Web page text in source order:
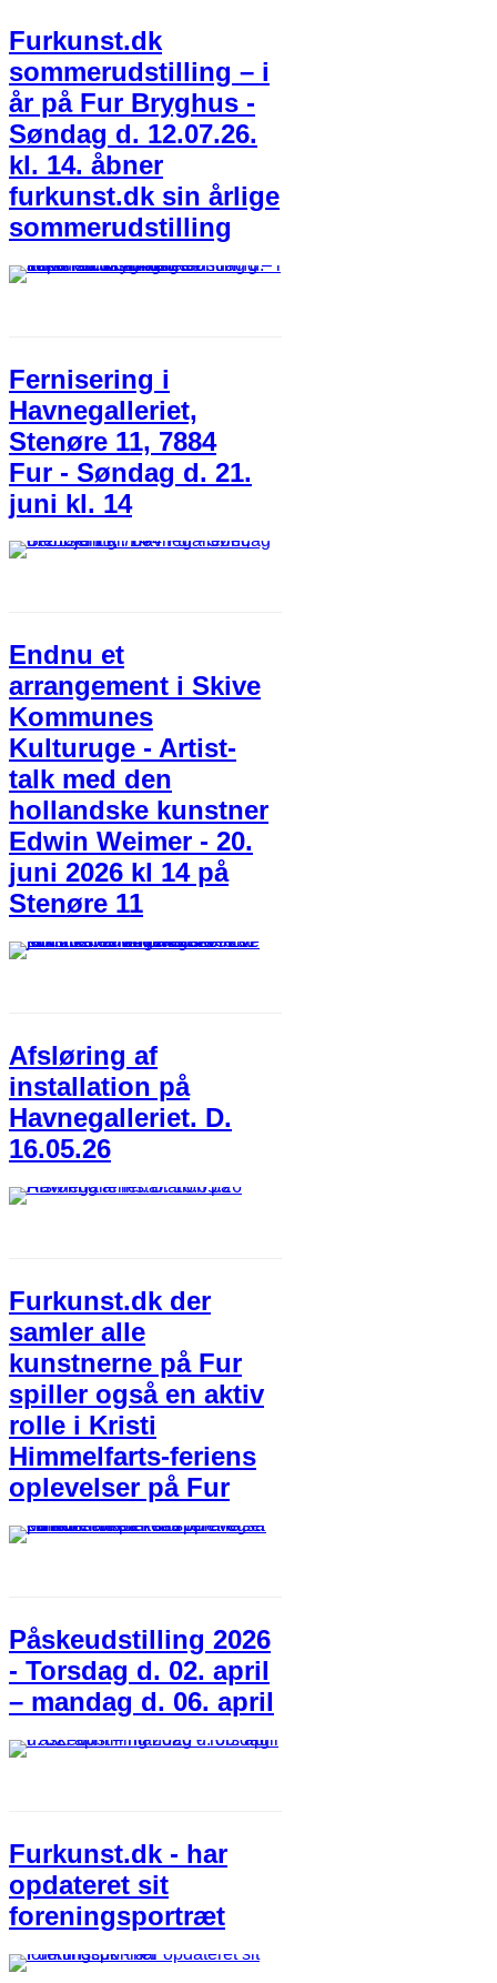
Furkunst.dk
sommerudstilling – i
år på Fur Bryghus -
Søndag d. 12.07.26.
kl. 14. åbner
furkunst.dk sin årlige
sommerudstilling
Fernisering i
Havnegalleriet,
Stenøre 11, 7884
Fur - Søndag d. 21.
juni kl. 14
Endnu et
arrangement i Skive
Kommunes
Kulturuge - Artist-
talk med den
hollandske kunstner
Edwin Weimer - 20.
juni 2026 kl 14 på
Stenøre 11
Afsløring af
installation på
Havnegalleriet. D.
16.05.26
Furkunst.dk der
samler alle
kunstnerne på Fur
spiller også en aktiv
rolle i Kristi
Himmelfarts-feriens
oplevelser på Fur
Påskeudstilling 2026
- Torsdag d. 02. april
– mandag d. 06. april
Furkunst.dk - har
opdateret sit
foreningsportræt